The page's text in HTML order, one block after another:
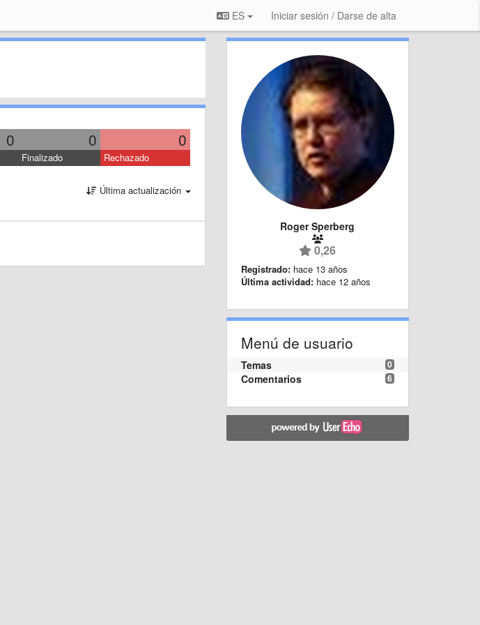
ES Iniciar sesión / Darse de alta
0 0 0
Finalizado Rechazado
Última actualización
Roger Sperberg
0,26
Registrado: hace 13 años
Última actividad: hace 12 años
Menú de usuario
0
Temas
6
Comentarios